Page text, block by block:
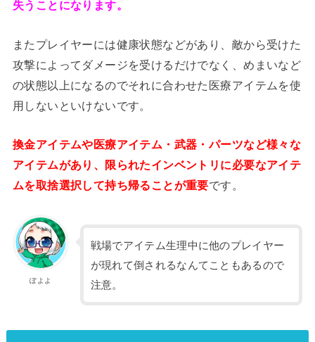
失うことになります。
またプレイヤーには健康状態などがあり、敵から受けた
攻撃によってダメージを受けるだけでなく、めまいなど
の状態以上になるのでそれに合わせた医療アイテムを使
用しないといけないです。
換金アイテムや医療アイテム・武器・パーツなど様々な
アイテムがあり、限られたインベントリに必要なアイテ
ムを取捨選択して持ち帰ることが重要です。
ぽよよ
戦場でアイテム生理中に他のプレイヤー
が現れて倒されるなんてこともあるので
注意。